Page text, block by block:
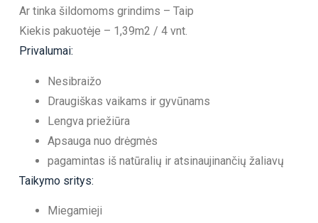
Ar tinka šildomoms grindims – Taip
Kiekis pakuotėje – 1,39m2 / 4 vnt.
Privalumai:
Nesibraižo
Draugiškas vaikams ir gyvūnams
Lengva priežiūra
Apsauga nuo drėgmės
pagamintas iš natūralių ir atsinaujinančių žaliavų
Taikymo sritys:
Miegamieji